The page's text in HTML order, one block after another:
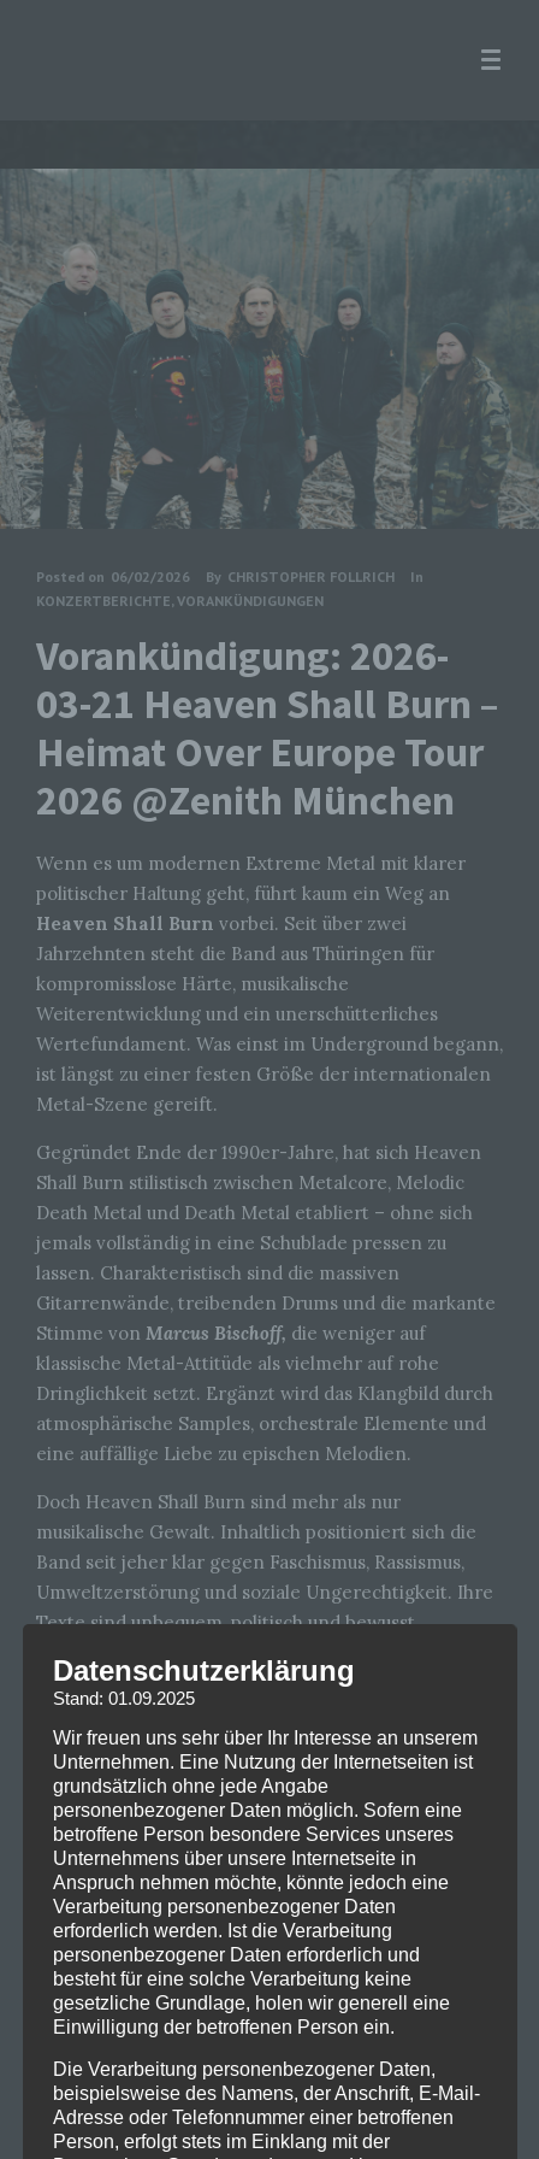
Posted on 06/02/2026 By CHRISTOPHER FOLLRICH
In
KONZERTBERICHTE, VORANKÜNDIGUNGEN
Vorankündigung: 2026-
03-21 Heaven Shall Burn –
Heimat Over Europe Tour
2026 @Zenith München
Wenn es um modernen Extreme Metal mit klarer
politischer Haltung geht, führt kaum ein Weg an
Heaven Shall Burn vorbei. Seit über zwei
Jahrzehnten steht die Band aus Thüringen für
kompromisslose Härte, musikalische
Weiterentwicklung und ein unerschütterliches
Wertefundament. Was einst im Underground begann,
ist längst zu einer festen Größe der internationalen
Metal-Szene gereift.
Gegründet Ende der 1990er-Jahre, hat sich Heaven
Shall Burn stilistisch zwischen Metalcore, Melodic
Death Metal und Death Metal etabliert – ohne sich
jemals vollständig in eine Schublade pressen zu
lassen. Charakteristisch sind die massiven
Gitarrenwände, treibenden Drums und die markante
Stimme von Marcus Bischoff, die weniger auf
klassische Metal-Attitüde als vielmehr auf rohe
Dringlichkeit setzt. Ergänzt wird das Klangbild durch
atmosphärische Samples, orchestrale Elemente und
eine auffällige Liebe zu epischen Melodien.
Doch Heaven Shall Burn sind mehr als nur
musikalische Gewalt. Inhaltlich positioniert sich die
Band seit jeher klar gegen Faschismus, Rassismus,
Umweltzerstörung und soziale Ungerechtigkeit. Ihre
Texte sind unbequem, politisch und bewusst
Missstände, aber auch ein Aufruf zu Verantwortung
und Zivilcourage. Diese Haltung ist kein
Marketinginstrument, sondern tief in der Identität
der Band verankert.
Mit Alben wieAntigone ,Iconoclast,Wandereroder
zuletztOf Truth and Sacrificehaben Heaven Shall
Burn nicht nur Kritiker überzeugt, sondern auch
kommerzielle Erfolge gefeiert – inklusive
Spitzenplatzierungen in den deutschen Albumcharts.
Dabei blieb sich die Band stets treu: Erfolg bedeutete
nie Anpassung, sondern Reichweite für die eigene
Botschaft.
Live gelten Heaven Shall Burn als absolute
Naturgewalt. Ihre Shows sind intensiv, emotional und
schweißtreibend – ein kollektives Erlebnis zwischen
Datenschutzerklärung
Stand: 01.09.2025
Wir freuen uns sehr über Ihr Interesse an unserem
Unternehmen. Eine Nutzung der Internetseiten ist
grundsätzlich ohne jede Angabe
personenbezogener Daten möglich. Sofern eine
betroffene Person besondere Services unseres
Unternehmens über unsere Internetseite in
Anspruch nehmen möchte, könnte jedoch eine
Verarbeitung personenbezogener Daten
erforderlich werden. Ist die Verarbeitung
personenbezogener Daten erforderlich und
besteht für eine solche Verarbeitung keine
gesetzliche Grundlage, holen wir generell eine
Einwilligung der betroffenen Person ein.
Die Verarbeitung personenbezogener Daten,
beispielsweise des Namens, der Anschrift, E-Mail-
Adresse oder Telefonnummer einer betroffenen
Person, erfolgt stets im Einklang mit der